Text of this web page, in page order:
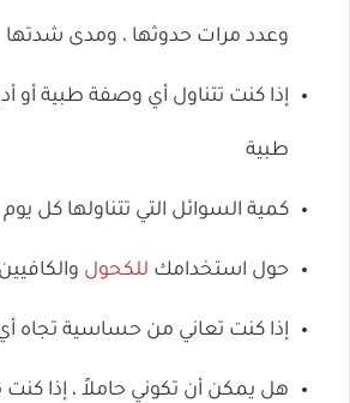
وعدد مرات حدوثها ، ومدى شدتها
إذا كنت تتناول أي وصفة طبية أو
طبية
كمية السوائل التي تتناولها كل يوم
حول استخدامك للكحول والكافيين
إذا كنت تعاني من حساسية تجاه
هل يمكن أن تكوني حاملاً ، إذا